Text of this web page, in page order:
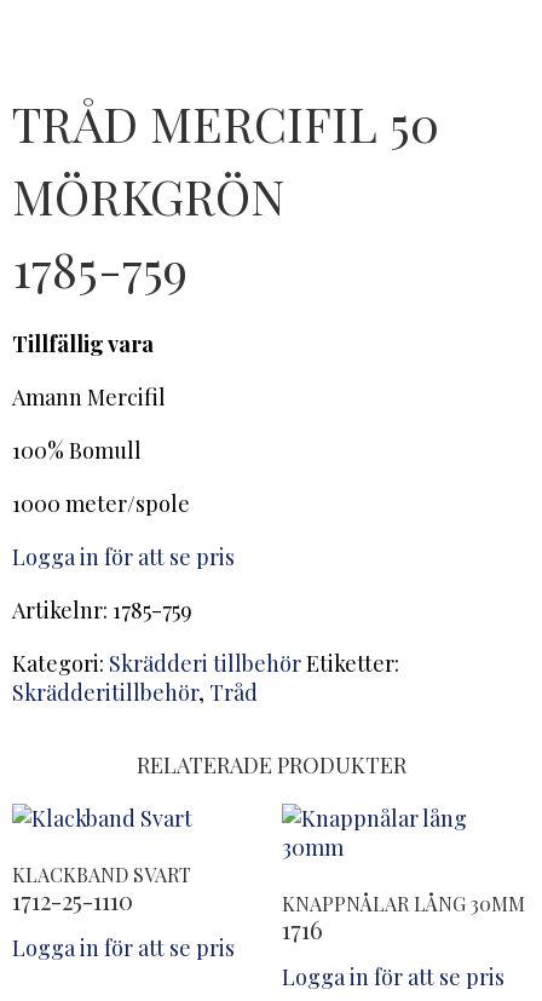
TRÅD MERCIFIL 50
MÖRKGRÖN
1785-759
Tillfällig vara
Amann Mercifil
100% Bomull
1000 meter/spole
Logga in för att se pris
Artikelnr: 1785-759
Kategori: Skrädderi tillbehörEtiketter:
Skrädderitillbehör, Tråd
RELATERADE PRODUKTER
KLACKBAND SVART
1712-25-1110
Logga in för att se pris
KNAPPNÅLAR LÅNG 30MM
1716
Logga in för att se pris